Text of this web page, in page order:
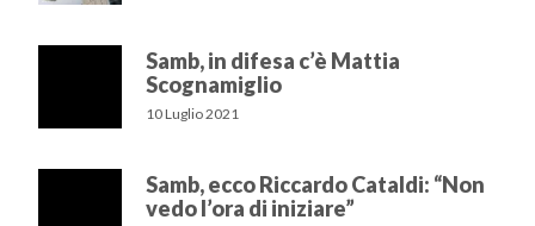
Samb, in difesa c’è Mattia
Scognamiglio
10 Luglio 2021
Samb, ecco Riccardo Cataldi: “Non
vedo l’ora di iniziare”